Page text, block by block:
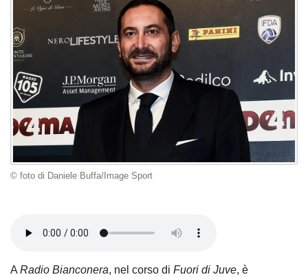
© foto di Daniele Buffa/Image Sport
A Radio Bianconera, nel corso di Fuori di Juve, è